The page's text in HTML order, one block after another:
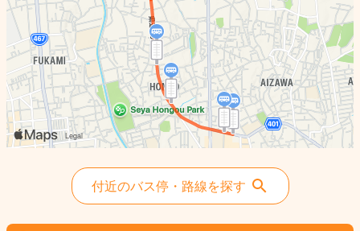
付近のバス停・路線を探す